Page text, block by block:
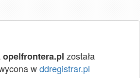
opelfrontera.pl została
wddregistrar.pl